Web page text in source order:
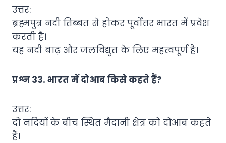
उत्तर:
ब्रह्मपुत्र नदी तिब्बत से होकर पूर्वोत्तर भारत में प्रवेश
करती है।
यह नदी बाढ़ और जलविद्युत के लिए महत्वपूर्ण है।
प्रश्न 33. भारत में दोआब किसे कहते हैं?
उत्तर:
दो नदियों के बीच स्थित मैदानी क्षेत्र को दोआब कहते
हैं।